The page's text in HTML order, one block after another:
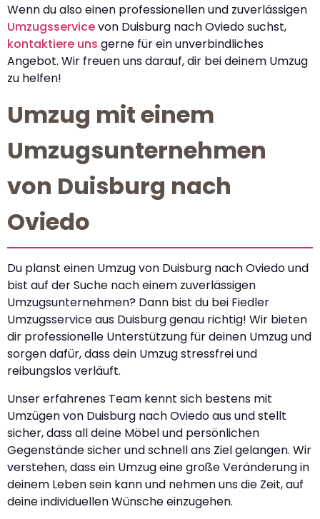
Wenn du also einen professionellen und zuverlässigen
Umzugsservicevon Duisburg nach Oviedo suchst,
kontaktiere uns gerne für ein unverbindliches
Angebot. Wir freuen uns darauf, dir bei deinem Umzug
zu helfen!
Umzug mit einem
Umzugsunternehmen
von Duisburg nach
Oviedo
Du planst einen Umzug von Duisburg nach Oviedo und
bist auf der Suche nach einem zuverlässigen
Umzugsunternehmen? Dann bist du bei Fiedler
Umzugsservice aus Duisburg genau richtig! Wir bieten
dir professionelle Unterstützung für deinen Umzug und
sorgen dafür, dass dein Umzug stressfrei und
reibungslos verläuft.
Unser erfahrenes Team kennt sich bestens mit
Umzügen von Duisburg nach Oviedo aus und stellt
sicher, dass all deine Möbel und persönlichen
Gegenstände sicher und schnell ans Ziel gelangen. Wir
verstehen, dass ein Umzug eine große Veränderung in
deinem Leben sein kann und nehmen uns die Zeit, auf
deine individuellen Wünsche einzugehen.